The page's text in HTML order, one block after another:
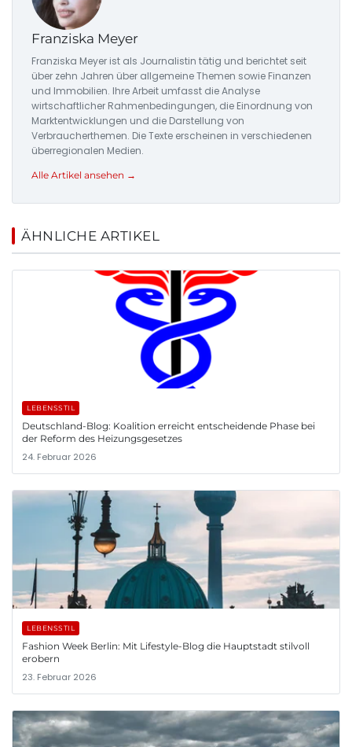
Franziska Meyer
Franziska Meyer ist als Journalistin tätig und berichtet seit
über zehn Jahren über allgemeine Themen sowie Finanzen
und Immobilien. Ihre Arbeit umfasst die Analyse
wirtschaftlicher Rahmenbedingungen, die Einordnung von
Marktentwicklungen und die Darstellung von
Verbraucherthemen. Die Texte erscheinen in verschiedenen
überregionalen Medien.
Alle Artikel ansehen →
ÄHNLICHE ARTIKEL
LEBENSSTIL
Deutschland-Blog: Koalition erreicht entscheidende Phase bei
der Reform des Heizungsgesetzes
24. Februar 2026
LEBENSSTIL
Fashion Week Berlin: Mit Lifestyle-Blog die Hauptstadt stilvoll
erobern
23. Februar 2026